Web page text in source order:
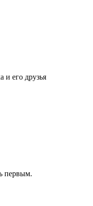
и его друзья
первым.